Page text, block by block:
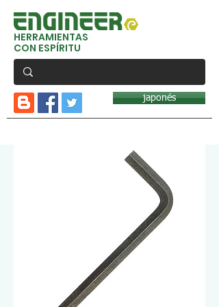
HERRAMIENTAS
CON ESPÍRITU
japonés